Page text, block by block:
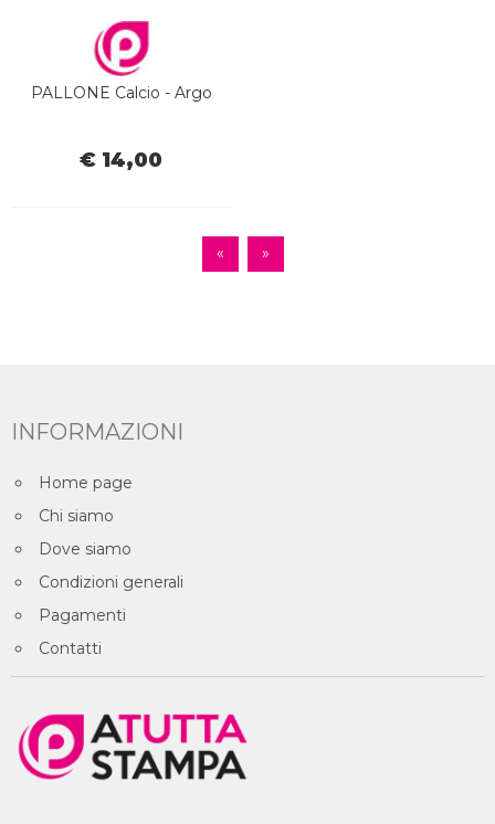
PALLONE Calcio - Argo
€ 14,00
« »
INFORMAZIONI
Home page
Chi siamo
Dove siamo
Condizioni generali
Pagamenti
Contatti